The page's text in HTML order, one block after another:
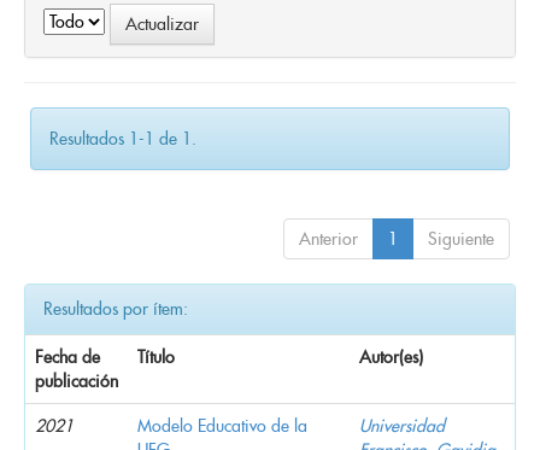
Resultados 1-1 de 1.
Anterior 1 Siguiente
Resultados por ítem:
Fecha de
publicación
Título Autor(es)
2021
Modelo Educativo de la
Universidad